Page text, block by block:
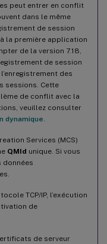
peut entrer en conflit
dans le même
de session
la première application
de la version 7.18,
de session
des
sessions. Cette
de conflit avec la
veuillez consulter
dynamique
Services (MCS)
QMId unique. Si vous
données
TCP/IP, l’exécution
de
de serveur